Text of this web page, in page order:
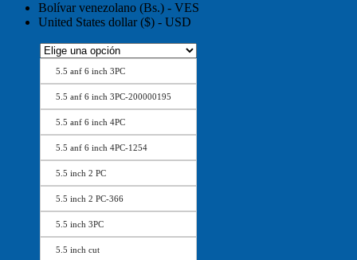
Bolívar venezolano (Bs.) - VES
United States dollar ($) - USD
5.5 anf 6 inch 3PC
5.5 anf 6 inch 3PC-200000195
5.5 anf 6 inch 4PC
5.5 anf 6 inch 4PC-1254
5.5 inch 2 PC
5.5 inch 2 PC-366
5.5 inch 3PC
5.5 inch cut